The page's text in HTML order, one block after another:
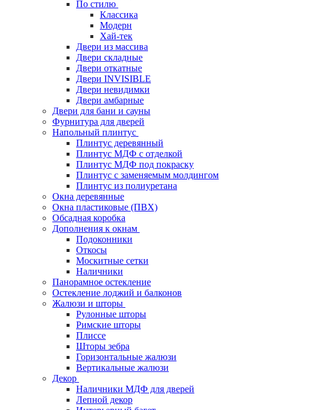
По стилю
Классика
Модерн
Хай-тек
Двери из массива
Двери складные
Двери откатные
Двери INVISIBLE
Двери невидимки
Двери амбарные
Двери для бани и сауны
Фурнитура для дверей
Напольный плинтус
Плинтус деревянный
Плинтус МДФ с отделкой
Плинтус МДФ под покраску
Плинтус с заменяемым молдингом
Плинтус из полиуретана
Окна деревянные
Окна пластиковые (ПВХ)
Обсадная коробка
Дополнения к окнам
Подоконники
Откосы
Москитные сетки
Наличники
Панорамное остекление
Остекление лоджий и балконов
Жалюзи и шторы
Рулонные шторы
Римские шторы
Плиссе
Шторы зебра
Горизонтальные жалюзи
Вертикальные жалюзи
Декор
Наличники МДФ для дверей
Лепной декор